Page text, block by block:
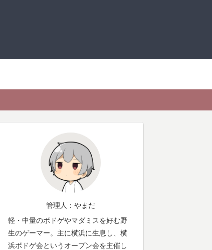
管理人：やまだ
軽・中量のボドゲやマダミスを好む野
生のゲーマー。主に横浜に生息し、横
浜ボドゲ会というオープン会を主催し